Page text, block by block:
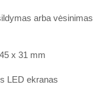
arba vėsinimas
x 31 mm
LED ekranas